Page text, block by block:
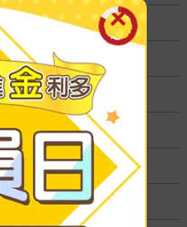
存
存
存
存
存
存